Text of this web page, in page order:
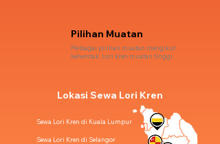
Pilihan Muatan
Pelbagai pilihan muatan mengikut
kehendak. Lori kren muatan tinggi.
Lokasi Sewa Lori Kren
Sewa Lori Kren di Kuala Lumpur
Sewa Lori Kren di Selangor